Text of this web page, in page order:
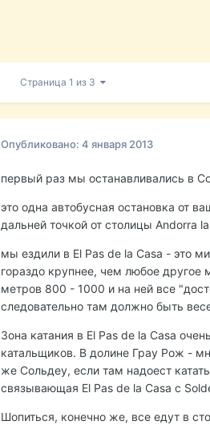
Страница 1 из 3
Опубликовано: 4 января 2013
первый раз мы останавливались в
это одна автобусная остановка от
дальней точкой от столицы Andorra la
мы ездили в El Pas de la Casa - это
гораздо крупнее, чем любое
метров 800 - 1000 и на ней все
следовательно там должно быть
Зона катания в El Pas de la Casa
катальщиков. В долине Грау Рож -
же Сольдеу, если там надоест
связывающая El Pas de la Casa с
Шопиться, конечно же, все едут в